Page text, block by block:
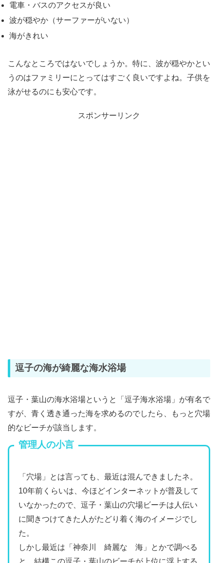
電車・バスのアクセスが良い
波が穏やか（サーファーがいない）
海がきれい
こんなところではないでしょうか。特に、波が穏やかとい
うのはファミリーにとってはすごく良いですよね。子供を
泳がせるのにも安心です。
スポンサーリンク
逗子の海が綺麗な海水浴場
逗子・葉山の海水浴場というと「逗子海水浴場」が有名で
すが、青く透き通った海を求めるのでしたら、もっと穴場
的なビーチが該当します。
管理人の小言
「穴場」とは言っても、最近は混んできましたネ。
10年前くらいは、今ほどインターネットが普及して
いなかったので、逗子・葉山の穴場ビーチは人伝い
に聞きつけてきた人がたどり着く海のイメージでし
た。
しかし最近は「神奈川 綺麗な 海」とかで調べる